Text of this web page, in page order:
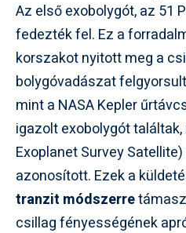
Az első exobolygót, az 51
fedezték fel. Ez a
korszakot nyitott meg a
bolygóvadászat
mint a NASA Kepler
igazolt exobolygót találtak,
Exoplanet Survey
azonosított. Ezek a
tranzit módszerre
csillag fényességének